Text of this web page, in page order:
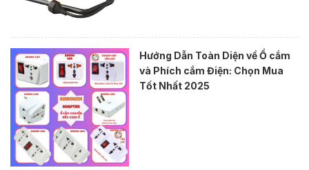
Hướng Dẫn Toàn Diện về Ổ cắm
và Phích cắm Điện: Chọn Mua
Tốt Nhất 2025